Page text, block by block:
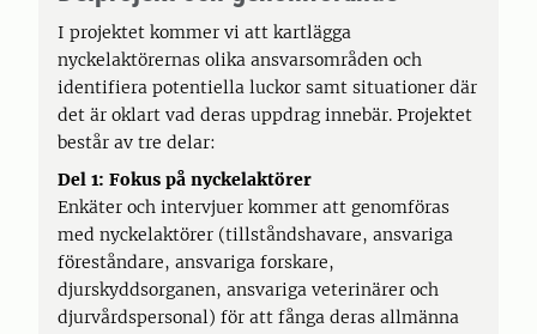
I projektet kommer vi att kartlägga
nyckelaktörernas olika ansvarsområden och
identifiera potentiella luckor samt situationer där
det är oklart vad deras uppdrag innebär. Projektet
består av tre delar:
Del 1: Fokus på nyckelaktörer
Enkäter och intervjuer kommer att genomföras
med nyckelaktörer (tillståndshavare, ansvariga
föreståndare, ansvariga forskare,
djurskyddsorganen, ansvariga veterinärer och
djurvårdspersonal) för att fånga deras allmänna